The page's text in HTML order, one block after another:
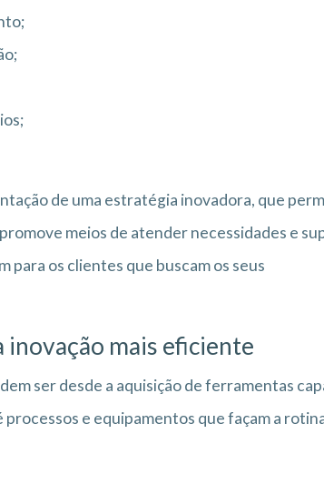
de uma estratégia inovadora, que
meios de atender necessidades e
para os clientes que buscam os seus
inovação mais eficiente
ser desde a aquisição de ferramentas
processos e equipamentos que façam a